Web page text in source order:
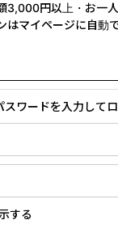
3,000円以上・お一人
マイページに自動
ワードを入力して
する